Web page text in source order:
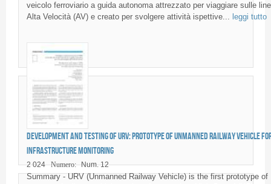
veicolo ferroviario a guida autonoma attrezzato per viaggiare sulle
Alta Velocità (AV) e creato per svolgere attività ispettive... leggi tutto
Development and testing of URV: prototype of unmanned railway vehicle
infrastructure monitoring
2 024 Numero: Num. 12
Summary - URV (Unmanned Railway Vehicle) is the first prototype of